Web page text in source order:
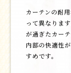
カーテンの耐
って異なりま
が過ぎたカー
内部の快適性
すめです。